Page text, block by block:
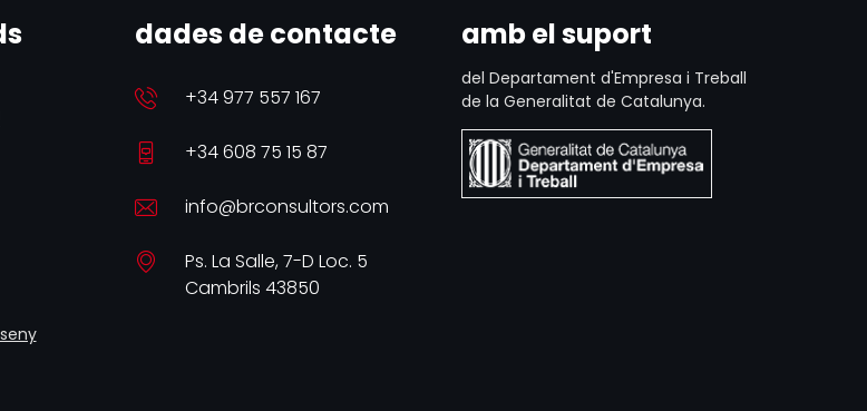
dades de contacte
+34 977 557 167
+34 608 75 15 87
info@brconsultors.com
Ps. La Salle, 7-D Loc. 5
Cambrils 43850
amb el suport
del Departament d'Empresa i Treball
de la Generalitat de Catalunya.